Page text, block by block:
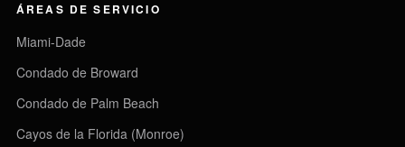
ÁREAS DE SERVICIO
Miami-Dade
Condado de Broward
Condado de Palm Beach
Cayos de la Florida (Monroe)